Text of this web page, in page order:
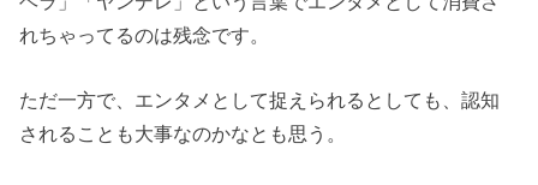
れちゃってるのは残念です。
ただ一方で、エンタメとして捉えられるとしても、認知
されることも大事なのかなとも思う。